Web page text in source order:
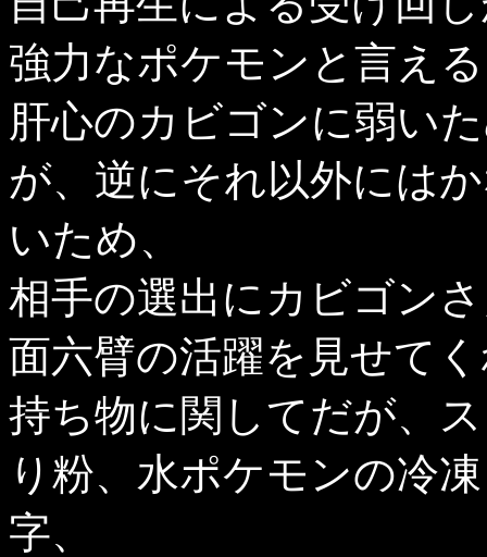
強力なポケモンと言え
肝心のカビゴンに弱い
が、逆にそれ以外には
いため、
相手の選出にカビゴン
面六臂の活躍を見せて
持ち物に関してだが、
り粉、水ポケモンの冷
字、